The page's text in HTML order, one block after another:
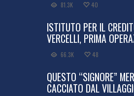
81.3K 40
ISTITUTO PER IL
VERCELLI, PRIMA
66.3K 48
QUESTO “SIGNORE”
CACCIATO DAL